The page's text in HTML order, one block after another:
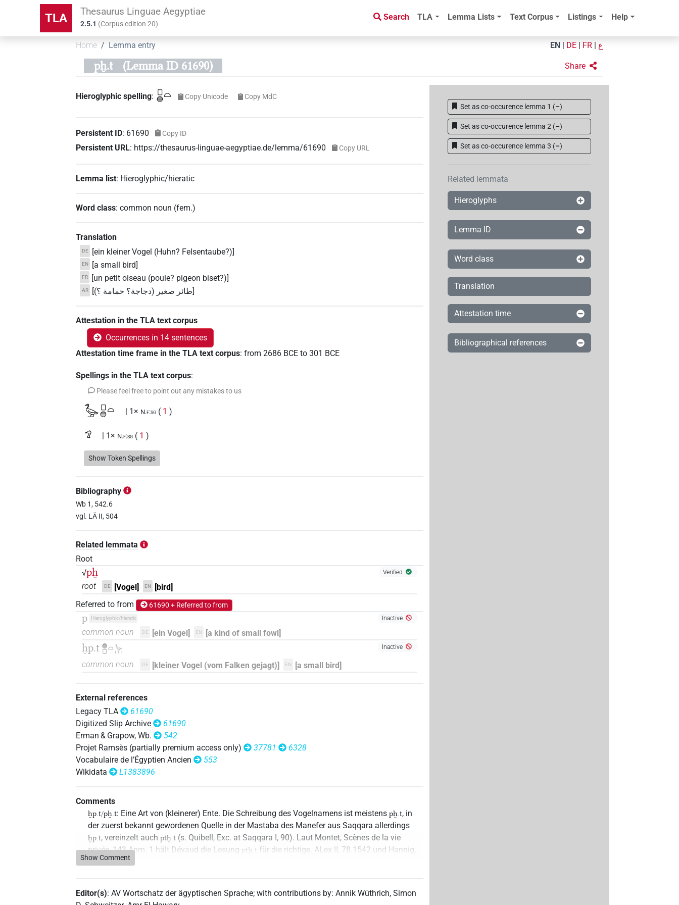
TLA Thesaurus Linguae Aegyptiae
2.5.1 (Corpus edition20)
Search TLA Lemma Lists Text Corpus Listings Help
Home Lemma entry EN DE FR ع
pḫ.t (Lemma ID 61690) Share
Hieroglyphic spelling: 𓊪𓐍𓏏 Copy Unicode Copy MdC
Persistent ID: 61690 Copy ID
Persistent URL: https://thesaurus-linguae-aegyptiae.de/lemma/61690 Copy URL
Lemma list: Hieroglyphic/hieratic
Word class:common noun (fem.)
Translation
DE [ein kleiner Vogel (Huhn? Felsentaube?)]
EN [a small bird]
FR [un petit oiseau (poule? pigeon biset?)]
AR [طائر صغير (دجاجة؟ حمامة ؟)]
Attestation in the TLA text corpus
Occurrences in 14 sentences
Attestation time frame in the TLA text corpus:from 2686 BCE to 301 BCE
Spellings in the TLA text corpus:
Please feel free to point out any mistakes to us
𓅭𓊪𓐍𓏏 | 1× N.f:sg ( 1 )
𓅿 | 1× N.f:sg ( 1 )
𓆼𓄿𓃀𓏲𓅬 | 1×
𓊪
𓊪𓐍𓅬
𓊪𓐍𓏏𓆱𓏥
Show Token Spellings
Bibliography
Wb 1, 542.6
vgl. LÄ II, 504
Related lemmata
Root
√pḫ Verified
root DE [Vogel] EN
[bird]
Referred to from
61690 + Referred to from
p Hieroglyphic/hieratic Inactive
common noun DE [ein Vogel] EN [a kind of small fowl]
ḫp.t𓐍𓊪𓏏𓅬𓏥 Inactive
common noun DE [kleiner Vogel (vom Falken gejagt)] EN [a small bird]
External references
Legacy TLA
61690
Digitized Slip Archive
61690
Erman & Grapow, Wb.
542
Projet Ramsès (partially premium access only)
37781
6328
Vocabulaire de l’Égyptien Ancien
553
Wikidata
L1383896
Comments
ḫp.t/pḫ.t: Eine Art von (kleinerer) Ente. Die Schreibung des Vogelnamens ist meistenspḫ.t, in
der zuerst bekannt gewordenen Quelle in der Mastaba des Manefer aus Saqqara allerdings
ḫp.t, vereinzelt auchptḫ.t (s. Quibell, Exc. at Saqqara I, 90). Laut Montet, Scènes de la vie
privée, 143 Anm. 1 hält Dévaud die Lesung ptḫ.t für die richtige. ALex II, 78.1542 und Hannig,
Ägyptisches Wörterbuch II/1, 957 {11517} listen
Abbildung desḫp.t-Vogels in der Mastaba desMꜣ-nfr in Saqqara (PM III²/2, 575-577, heute in
Show Comment
Editor(s):AV Wortschatz der ägyptischen Sprache;with contributions by:Annik Wüthrich,Simon
Set as co-occurence lemma 1 (–)
Set as co-occurence lemma 2 (–)
Set as co-occurence lemma 3 (–)
Related lemmata
Hieroglyphs
Lemma ID
Word class
Translation
Attestation time
Bibliographical references